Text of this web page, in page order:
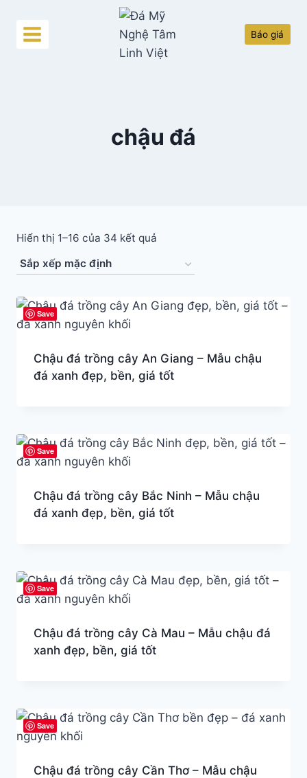
content
Báo giá
chậu đá
Hiển thị 1–16 của 34 kết quả
Save
Chậu đá trồng cây An Giang – Mẫu chậu
đá xanh đẹp, bền, giá tốt
Save
Chậu đá trồng cây Bắc Ninh – Mẫu chậu
đá xanh đẹp, bền, giá tốt
Save
Chậu đá trồng cây Cà Mau – Mẫu chậu đá
xanh đẹp, bền, giá tốt
Save
Chậu đá trồng cây Cần Thơ – Mẫu chậu